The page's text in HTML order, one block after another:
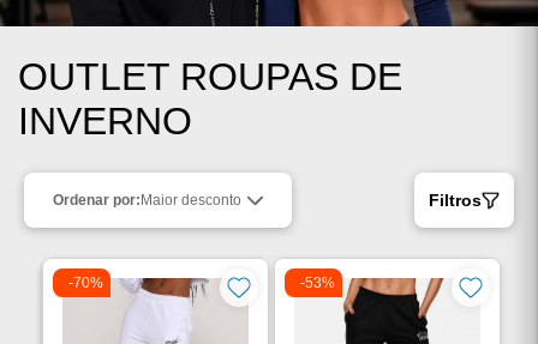
OUTLET ROUPAS DE
INVERNO
Ordenar por: Maior desconto Filtros
-70% -53%